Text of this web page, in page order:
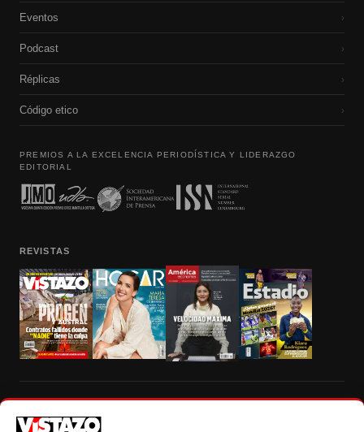
Eventos ›
Podcast ›
Réplicas ›
Código etico ›
PREMIOS A LA EXCELENCIA PERIODÍSTICA Y LIDERAZGO
EDITORIAL
REVISTAS
autorización escrita de su titular, de todos los contenidos de Vistazo.com.